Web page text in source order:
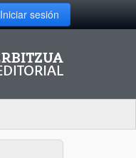
Iniciar sesión